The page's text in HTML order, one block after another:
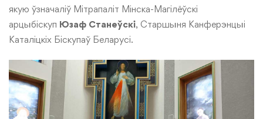
якую ўзначаліў Мітрапаліт Мінска-Магілёўскі
арцыбіскуп Юзаф Станеўскі, Старшыня Канферэнцыі
Каталіцкіх Біскупаў Беларусі.